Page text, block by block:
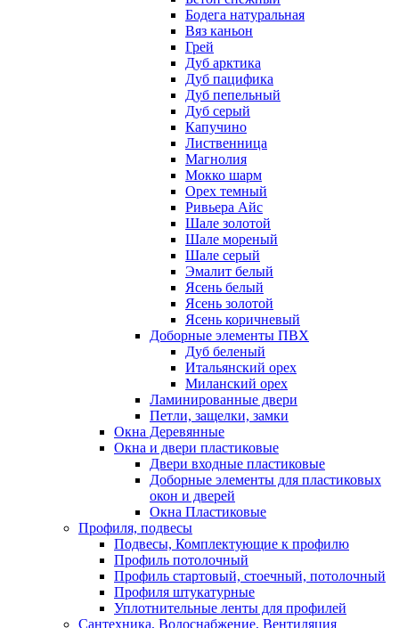
Бодега натуральная
Вяз каньон
Грей
Дуб арктика
Дуб пацифика
Дуб пепельный
Дуб серый
Капучино
Лиственница
Магнолия
Мокко шарм
Орех темный
Ривьера Айс
Шале золотой
Шале мореный
Шале серый
Эмалит белый
Ясень белый
Ясень золотой
Ясень коричневый
Доборные элементы ПВХ
Дуб беленый
Итальянский орех
Миланский орех
Ламинированные двери
Петли, защелки, замки
Окна Деревянные
Окна и двери пластиковые
Двери входные пластиковые
Доборные элементы для пластиковых
окон и дверей
Окна Пластиковые
Профиля, подвесы
Подвесы, Комплектующие к профилю
Профиль потолочный
Профиль стартовый, стоечный, потолочный
Профиля штукатурные
Уплотнительные ленты для профилей
Сантехника, Водоснабжение, Вентиляция